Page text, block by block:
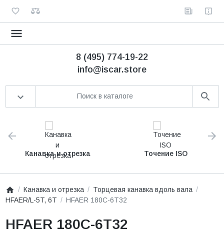
8 (495) 774-19-22
info@iscar.store
Канавка и отрезка Точение ISO
Канавка и отрезка
Торцевая канавка вдоль вала
HFAER/L-5T, 6T
HFAER 180C-6T32
HFAER 180C-6T32